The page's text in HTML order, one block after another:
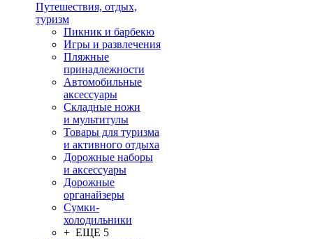
Путешествия, отдых,
туризм
Пикник и барбекю
Игры и развлечения
Пляжные
принадлежности
Автомобильные
аксессуары
Складные ножи
и мультитулы
Товары для туризма
и активного отдыха
Дорожные наборы
и аксессуары
Дорожные
органайзеры
Сумки-
холодильники
+ ЕЩЕ 5